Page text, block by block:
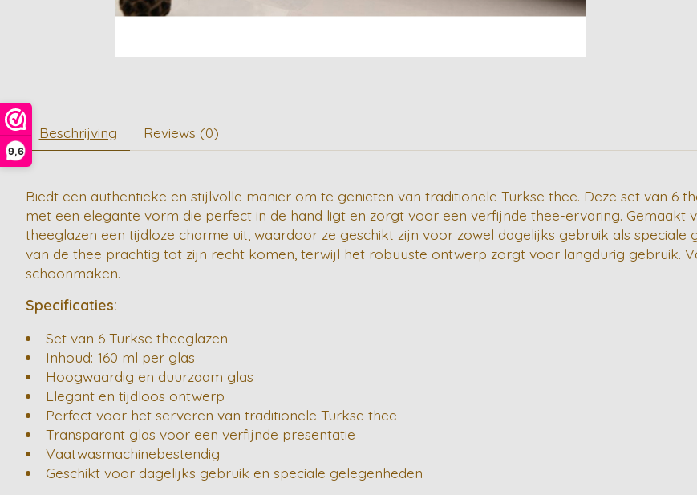
9,6
Beschrijving Reviews (0)
Biedt een authentieke en stijlvolle manier om te genieten van traditionele Turkse thee. Deze set van 6
met een elegante vorm die perfect in de hand ligt en zorgt voor een verfijnde thee-ervaring. Gemaakt
theeglazen een tijdloze charme uit, waardoor ze geschikt zijn voor zowel dagelijks gebruik als
van de thee prachtig tot zijn recht komen, terwijl het robuuste ontwerp zorgt voor langdurig gebruik.
schoonmaken.
Specificaties:
Set van 6 Turkse theeglazen
Inhoud: 160 ml per glas
Hoogwaardig en duurzaam glas
Elegant en tijdloos ontwerp
Perfect voor het serveren van traditionele Turkse thee
Transparant glas voor een verfijnde presentatie
Vaatwasmachinebestendig
Geschikt voor dagelijks gebruik en speciale gelegenheden